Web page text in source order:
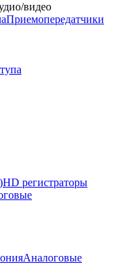
видео
Приемопередатчики
HD регистраторы
Аналоговые